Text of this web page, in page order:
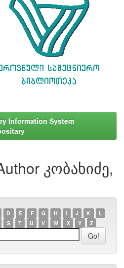
Information System
კობახიძე,
D E F G H I J K
L
S T U V W X Y Z